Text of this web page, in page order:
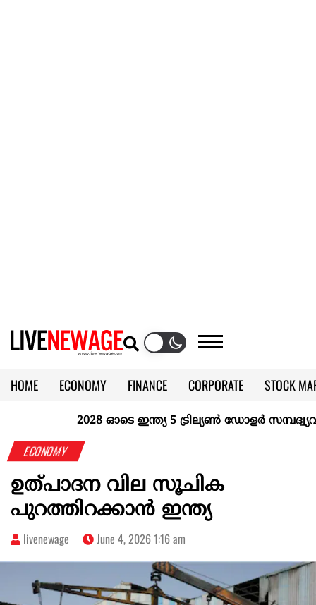
HOME ECONOMY FINANCE CORPORATE
STOCK
KERALA @70
2028 ഓടെ ഇന്ത്യ 5 ട്രില്യണ്‍ ഡോളര്‍
ECONOMY
ഉത്പാദന വില സൂചിക
പുറത്തിറക്കാൻ ഇന്ത്യ
livenewage June 4, 2026 1:16 am